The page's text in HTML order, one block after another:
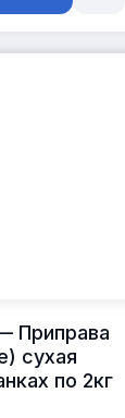
— Приправа
сухая
по 2кг